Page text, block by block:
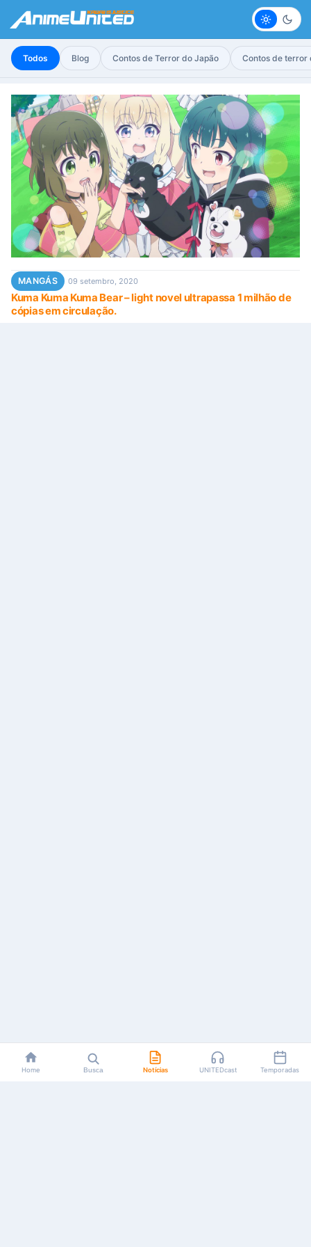
Claro
Todos Blog Contos de Terror do Japão Contos de terror
MANGÁS 09 setembro, 2020
Kuma Kuma Kuma Bear – light novel ultrapassa 1 milhão de
cópias em circulação.
Home Busca Notícias UNITEDcast Temporadas